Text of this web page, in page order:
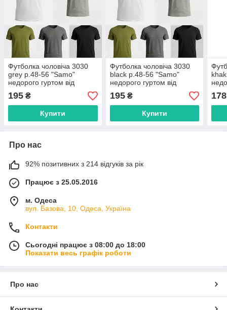
Футболка чоловіча 3030
grey р.48-56 "Samo"
недорого гуртом від
прямого постачальника
195 ₴
Купити
Футболка чоловіча 3030
black р.48-56 "Samo"
недорого гуртом від
прямого постачальника
195₴
Купити
178
Про нас
92% позитивних з 214 відгуків за рік
Працює з 25.05.2016
м. Одеса
вул. Базова, 10, Одеса, Україна
Контакти
Сьогодні працює з 08:00 до 18:00
Показати весь графік роботи
Про нас